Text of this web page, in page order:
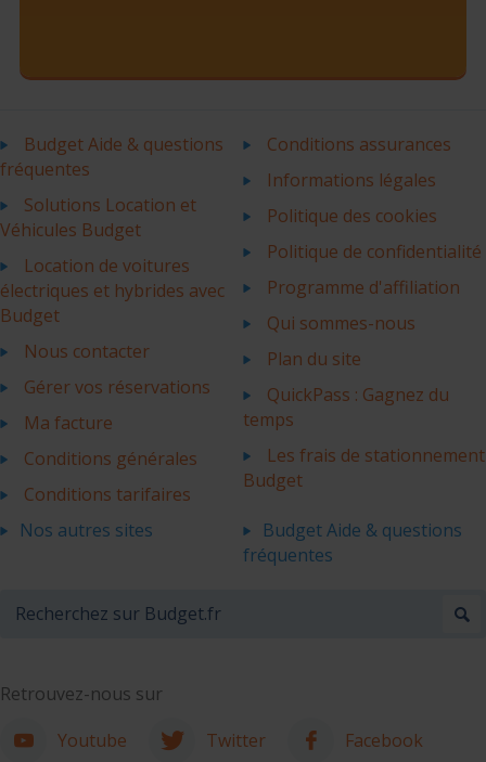
Budget Aide & questions
fréquentes
Solutions Location et
Véhicules Budget
Location de voitures
électriques et hybrides avec
Budget
Nous contacter
Gérer vos réservations
Ma facture
Conditions générales
Conditions tarifaires
Conditions assurances
Informations légales
Politique des cookies
Politique de confidentialité
Programme d'affiliation
Qui sommes-nous
Plan du site
QuickPass : Gagnez du
temps
Les frais de stationnement
Budget
Nos autres sites
Budget Aide & questions
fréquentes
Retrouvez-nous sur
Youtube
Twitter Facebook